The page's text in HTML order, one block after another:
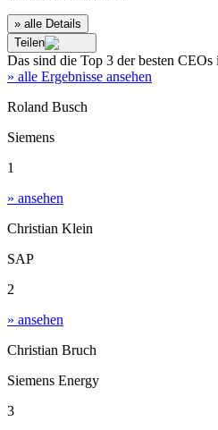
» alle Details
Teilen
Das sind die Top 3 der besten CEOs
» alle Ergebnisse ansehen
Roland Busch
Siemens
1
» ansehen
Christian Klein
SAP
2
» ansehen
Christian Bruch
Siemens Energy
3